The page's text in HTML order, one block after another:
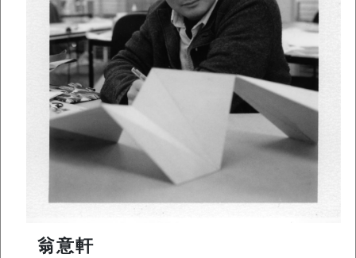
翁意軒